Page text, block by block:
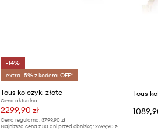
-14%
extra -5% z kodem: OFF*
Tous kolczyki złote
Cena aktualna:
2299,90 zł
Cena regularna:3799,90 zł
Najniższa cena z 30 dni przed obniżką:2699,90 zł
Tous